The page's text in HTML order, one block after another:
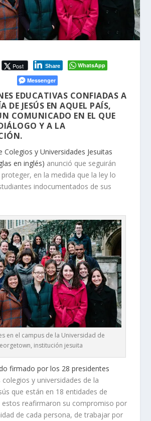
Post Share
WhatsApp
Messenger
EDUCATIVAS CONFIADAS A
DE JESÚS EN AQUEL PAÍS,
COMUNICADO EN EL QUE
Y A LA
Colegios y Universidades Jesuitas
en inglés) anunció que seguirán
en la medida que la ley lo
indocumentados de sus
en el campus de la Universidad de
institución jesuita
firmado por los 28 presidentes
y universidades de la
que están en 18 entidades de
estos reafirmaron su compromiso por
de cada persona, de trabajar por